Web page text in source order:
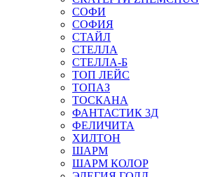
СОФИ
СОФИЯ
СТАЙЛ
СТЕЛЛА
СТЕЛЛА-Б
ТОП ЛЕЙС
ТОПАЗ
ТОСКАНА
ФАНТАСТИК 3Д
ФЕЛИЧИТА
ХИЛТОН
ШАРМ
ШАРМ КОЛОР